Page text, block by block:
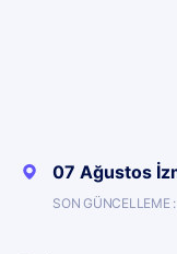
07 Ağustos
SON GÜNCELLEME